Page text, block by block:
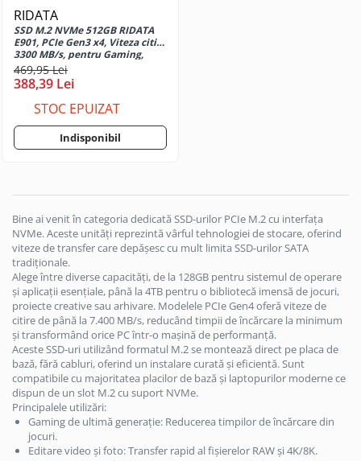
Casti medii cu microfon
Casti medii fara microfon
Cititoare Carduri
Cititor Carduri USB 2.0
Cititor Carduri USB 3.0
Hub-uri USB
Hub-uri USB 2.0
Auto si retea
Priza bricheta auto
Priza retea
Incarcator USB
Priza bricheta auto
Priza retea
Microfoane
Microfoane Wireless & Bluetooth
Microfon cu fir
Mouse
Mouse USB
Mouse wireless
Hartie
Carton si hartie speciala
Etichete
Etichete de pret si role autoadezive
Hartie copiator
Hartie si role pentru case de
marcat
Ecusoane si Suporturi pentru
Snururi (Lanyard) si Accesorii de
Purtare
Instrumente de scris
Carioci
Creioane grafit
Creioane mecanice
Creioane mecanice premium
Creioane pentru marcat si tehnice
Evidentiatoare textmarker
Finelinere
Instrumente scris multifunctionale
Unelte gradina
Unelte electrice
Accesorii gaurire
Accesorii lipit
Accesorii taiere
Pistoale de lipit
Sigilare plastic
Gletiere
Mistrii
Pensule
Slefuitoare manuale
Spacluri
Trafalete, role si accesorii pentru
vopsit
Magic 6 Pro
Huse si protectii pentru Honor
Magic 7 Lite
Huse si protectii pentru Honor
Magic 7 Pro
Huse si protectii pentru Honor
Magic 8 Lite
Huse si protectii pentru Honor
5G
Huse si protectii pentru Honor X50
5G
Huse si protectii pentru Honor x5c
Plus
Huse si protectii pentru Honor X6
Huse si protectii pentru Honor X6a
Huse si protectii pentru Honor X6B
Huse si protectii pentru Honor X70
Huse si protectii pentru Honor X8
Huse si protectii pentru Honor X8
Huse si protectii pentru Honor X8C
Inscriptoare CD-DVD
RIDATA
SSD M.2 NVMe 512GB RIDATA
E901, PCIe Gen3 x4, Viteza citire
3300 MB/s, pentru Gaming,
Laptop, Workstation, cu SLC
Cache si 3D NAND
469,95 Lei
388,39 Lei
STOC EPUIZAT
Indisponibil
Bine ai venit în categoria dedicată SSD-urilor PCIe M.2 cu interfața
NVMe. Aceste unități reprezintă vârful tehnologiei de stocare, oferind
viteze de transfer care depășesc cu mult limita SSD-urilor SATA
tradiționale.
Alege între diverse capacități, de la 128GB pentru sistemul de operare
și aplicații esențiale, până la 4TB pentru o bibliotecă imensă de jocuri,
proiecte creative sau arhivare. Modelele PCIe Gen4 oferă viteze de
citire de până la 7.400 MB/s, reducând timpii de încărcare la minimum
și transformând orice PC într-o mașină de performanță.
Aceste SSD-uri utilizând formatul M.2 se montează direct pe placa de
bază, fără cabluri, oferind un instalare curată și eficientă. Sunt
compatibile cu majoritatea placilor de bază și laptopurilor moderne ce
dispun de un slot M.2 cu suport NVMe.
Principalele utilizări:
Gaming de ultimă generație: Reducerea timpilor de încărcare din
jocuri.
Editare video și foto: Transfer rapid al fișierelor RAW și 4K/8K.